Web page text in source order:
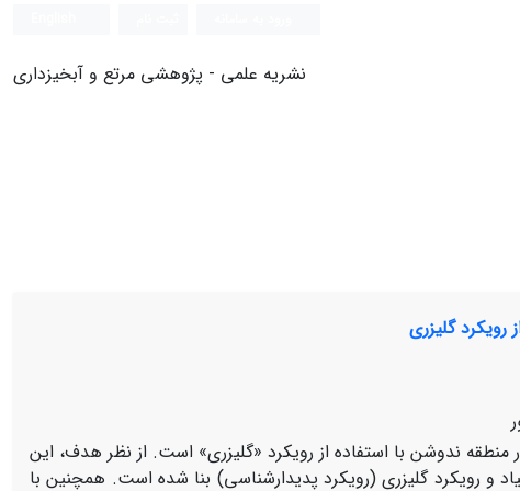
نشریه علمی - پژوهشی مرتع و آبخیزداری
رویکرد گلیزری
ندوشن با استفاده از رویکرد «گلیزری» است. از نظر هدف، این
و رویکرد گلیزری (رویکرد پدیدارشناسی) بنا شده است. همچنین با